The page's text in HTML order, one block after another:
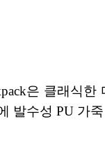
은 클래식
발수성 PU 가